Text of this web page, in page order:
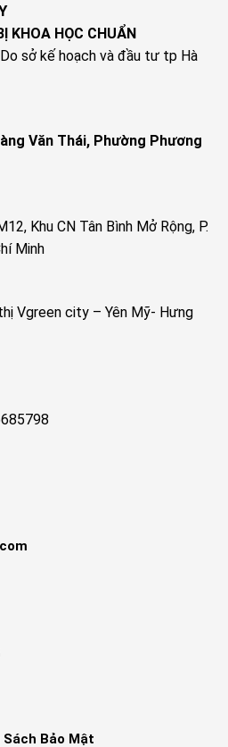
KHOA HỌC CHUẨN
sở kế hoạch và đầu tư tp Hà
Văn Thái, Phường Phương
Khu CN Tân Bình Mở Rộng, P.
Minh
Vgreen city – Yên Mỹ- Hưng
Sách Bảo Mật